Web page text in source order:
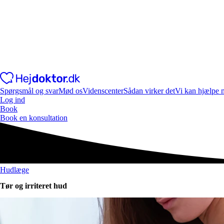
Spørgsmål og svarMød osVidenscenterSådan virker detVi kan hjælpe
Log ind
Book
Book en konsultation
Hudlæge
Tør og irriteret hud